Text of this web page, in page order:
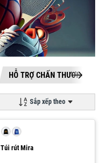
HỖ TRỢ CHẤN THƯƠNG
Sắp xếp theo
Túi rút Mira